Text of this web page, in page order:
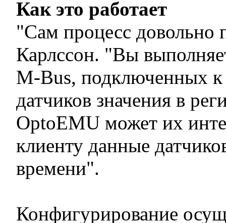
Как это работает
"Сам процесс довольно
Карлссон. "Вы
M-Bus, подключенных
датчиков значения в
OptoEMU может их
клиенту данные
времени".
Конфигурирование